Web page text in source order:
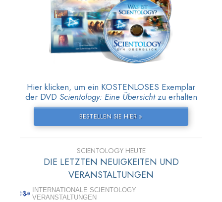
Hier klicken, um ein KOSTENLOSES Exemplar
der DVD Scientology: Eine Übersichtzu erhalten
BESTELLEN SIE HIER »
SCIENTOLOGY HEUTE
DIE LETZTEN NEUIGKEITEN UND
VERANSTALTUNGEN
INTERNATIONALE SCIENTOLOGY
VERANSTALTUNGEN